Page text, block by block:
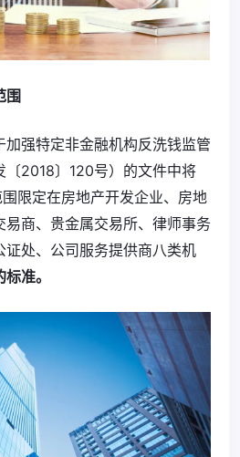
围
加强特定非金融机构反洗钱监管
〔2018〕120号）的文件中将
限定在房地产开发企业、房地
易商、贵金属交易所、律师事务
证处、公司服务提供商八类机
准。